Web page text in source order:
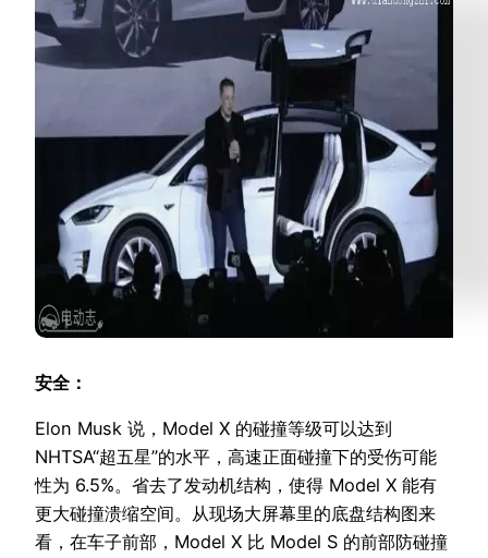
安全：
Elon Musk 说，Model X 的碰撞等级可以达到
NHTSA“超五星”的水平，高速正面碰撞下的受伤可能
性为 6.5%。省去了发动机结构，使得 Model X 能有
更大碰撞溃缩空间。从现场大屏幕里的底盘结构图来
看，在车子前部，Model X 比 Model S 的前部防碰撞